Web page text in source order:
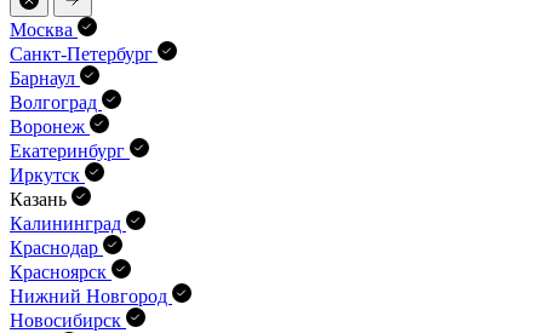
Москва
Санкт-Петербург
Барнаул
Волгоград
Воронеж
Екатеринбург
Иркутск
Казань
Калининград
Краснодар
Красноярск
Нижний Новгород
Новосибирск